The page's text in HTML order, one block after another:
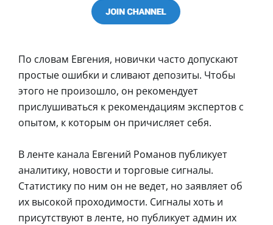
По словам Евгения, новички часто допускают
простые ошибки и сливают депозиты. Чтобы
этого не произошло, он рекомендует
прислушиваться к рекомендациям экспертов с
опытом, к которым он причисляет себя.
В ленте канала Евгений Романов публикует
аналитику, новости и торговые сигналы.
Статистику по ним он не ведет, но заявляет об
их высокой проходимости. Сигналы хоть и
присутствуют в ленте, но публикует админ их